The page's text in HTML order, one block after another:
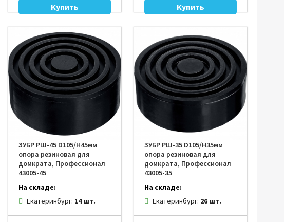
ЗУБР РШ-45 D105/H45мм
опора резиновая для
домкрата, Профессионал
43005-45
На складе:
Екатеринбург: 14 шт.
ЗУБР РШ-35 D105/H35мм
опора резиновая для
домкрата, Профессионал
43005-35
На складе:
Екатеринбург: 26 шт.